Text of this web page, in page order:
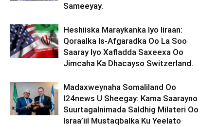
Sameeyay.
Heshiiska Maraykanka Iyo Iiraan:
Qoraalka Is-Afgaradka Oo La Soo
Saaray Iyo Xafladda Saxeexa Oo
Jimcaha Ka Dhacayso Switzerland.
Madaxweynaha Somaliland Oo
I24news U Sheegay: Kama Saarayno
Suurtagalnimada Saldhig Milateri Oo
Israa’iil Mustaqbalka Ku Yeelato